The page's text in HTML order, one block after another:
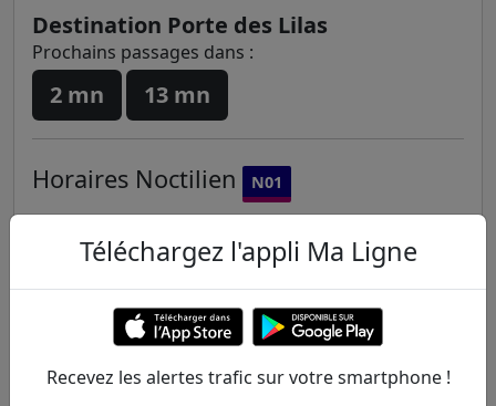
Destination Porte des Lilas
Prochains passages dans :
2 mn 13 mn
Horaires Noctilien N01
HorairesNoctilien N02
HorairesNoctilien N12
Téléchargez l'appli Ma Ligne
Recevez les alertes trafic sur votre smartphone !